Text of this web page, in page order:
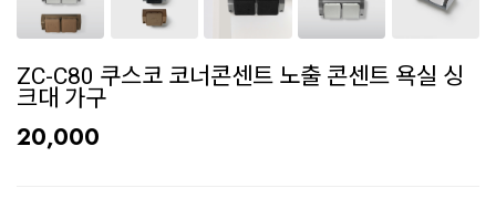
ZC-C80 쿠스코 코너콘센트 노출 콘센트 욕실 싱
크대 가구
20,000